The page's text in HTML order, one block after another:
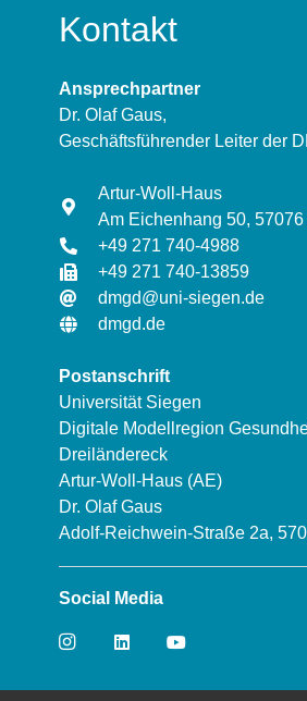
Kontakt
Ansprechpartner
Dr. Olaf Gaus,
Geschäftsführender Leiter der
Artur-Woll-Haus
Am Eichenhang 50,
+49 271 740-4988
+49 271 740-13859
dmgd@uni-siegen.de
dmgd.de
Postanschrift
Universität Siegen
Digitale Modellregion
Dreiländereck
Artur-Woll-Haus (AE)
Dr. Olaf Gaus
Adolf-Reichwein-Straße 2a,
Social Media